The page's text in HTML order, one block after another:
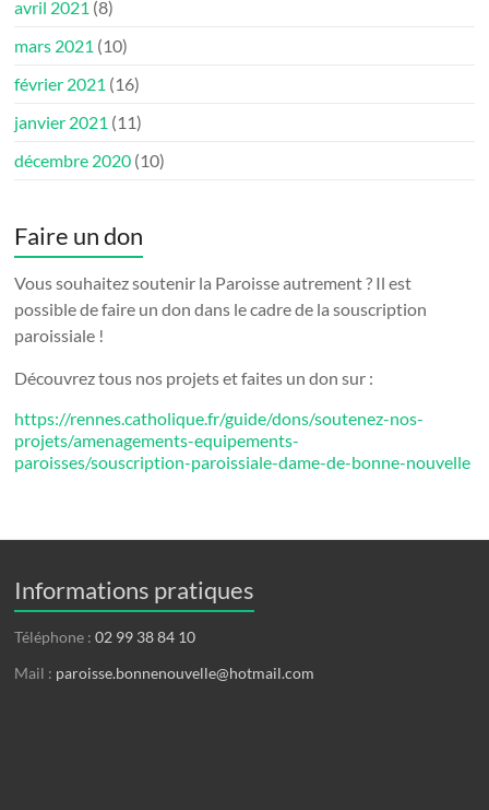
avril 2021 (8)
mars 2021 (10)
février 2021 (16)
janvier 2021 (11)
décembre 2020 (10)
Faire un don
Vous souhaitez soutenir la Paroisse autrement ? Il est
possible de faire un don dans le cadre de la souscription
paroissiale !
Découvrez tous nos projets et faites un don sur :
https://rennes.catholique.fr/guide/dons/soutenez-nos-
projets/amenagements-equipements-
paroisses/souscription-paroissiale-dame-de-bonne-nouvelle
Informations pratiques
Téléphone :02 99 38 84 10
Mail : paroisse.bonnenouvelle@hotmail.com